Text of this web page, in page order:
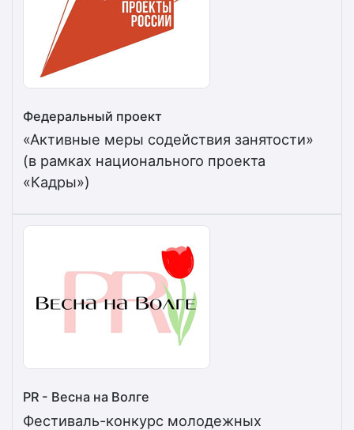
Федеральный проект
«Активные меры содействия занятости»
(в рамках национального проекта
«Кадры»)
PR - Весна на Волге
Фестиваль-конкурс молодежных